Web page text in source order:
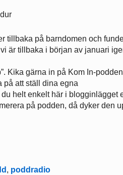
tillbaka på barndomen och
är tillbaka i början av januari
Kika gärna in på Kom In-
på att ställ dina egna
helt enkelt här i blogginlägget
på podden, då dyker den
, poddradio